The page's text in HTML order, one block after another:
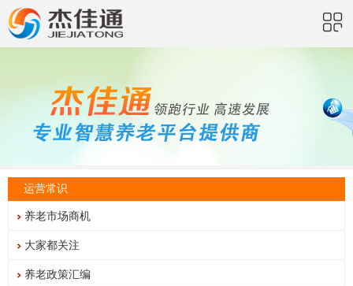
运营常识
养老市场商机
大家都关注
养老政策汇编